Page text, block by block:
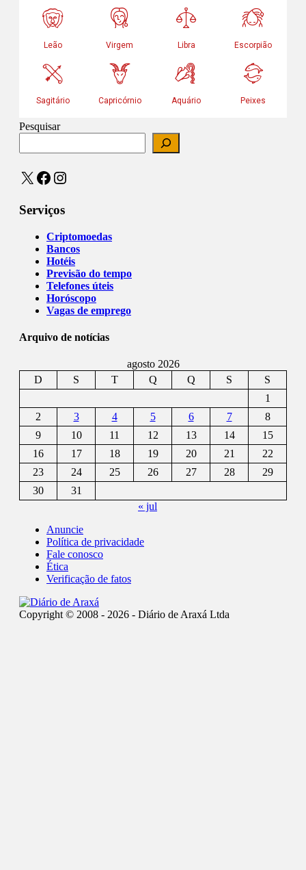
Pesquisar
X Facebook
Instagram
Serviços
Criptomoedas
Bancos
Hotéis
Previsão do tempo
Telefones úteis
Horóscopo
Vagas de emprego
Arquivo de notícias
agosto 2026
D
S T Q Q S
S
1
2
3 4 5 6 7
8
9
10 11 12 13 14
15
16
17 18 19 20 21
22
23
24 25 26 27 28
29
30
31
« jul
Anuncie
Política de privacidade
Fale conosco
Ética
Verificação de fatos
Copyright © 2008 - 2026 - Diário de Araxá Ltda